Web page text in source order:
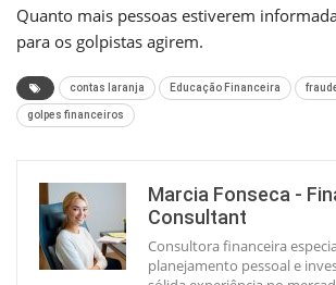
Quanto mais pessoas estiverem
para os golpistas agirem.
contas laranja Educação Financeira
golpes financeiros
Marcia Fonseca -
Consultant
Consultora financeira
planejamento pessoal e